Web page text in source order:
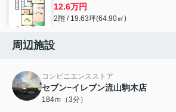
12.6万円
2階 / 19.63坪(64.90㎡)
周辺施設
コンビニエンスストア
セブン−イレブン流山駒木店
184ｍ（3分）